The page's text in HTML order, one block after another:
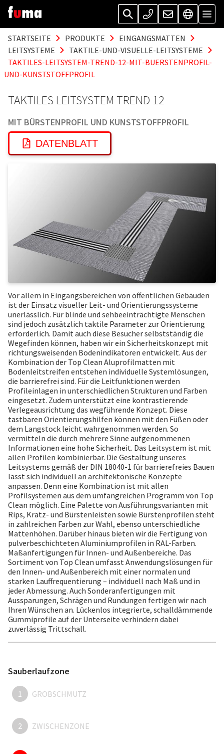
STARTSEITE PRODUKTE
EINGANGSMATTEN
LEITSYSTEME
TAKTILE-UND-VISUELLE-LEITSYSTEME
TAKTILES-LEITSYSTEM-TREND-12-MIT-BUERSTENPROFIL-
UND-KUNSTSTOFFPROFIL
TAKTILES LEITSYSTEM TREND 12
MIT BÜRSTENPROFIL UND KUNSTSTOFFPROFIL
DATENBLATT
Vor allem in Eingangsbereichen von öffentlichen Gebäuden
ist der Einsatz visueller Leit- und Orientierungssysteme
unerlässlich. Für blinde und sehbeeinträchtigte Menschen
sind jedoch zusätzlich taktile Parameter zur Orientierung
erforderlich. Damit auch diese Besucher selbstständig die
Wegefinden können, haben wir ein Sicherheitskonzept mit
richtungsweisenden Bodenindikatoren entwickelt. Aus der
Kombination der Top Clean Aluprofilmatten mit
Bodenleitstreifen entstehen individuelle Systemlösungen,
die barrierefrei sind. Für die Leitfunktionen werden
Profileinlagen in unterschiedlichen Strukturen und Farben
eingesetzt. Zudem unterstützt eine kontrastierende
Verlegeausrichtung das wegführende Konzept. Diese
tastbaren Orientierungshilfen können mit den Füßen oder
dem Langstock leicht wahrgenommen werden. So
vermitteln die durch mehrere Sinne aufgenommenen
Informationen eine hohe Sicherheit. Das Leitsystem ist mit
allen Profilen kombinierbar. Die Gestaltung unseres
Leitsystems gemäß der DIN 18040-1 für barrierefreies Bauen
lässt sich individuell an architektonische Konzepte
anpassen. Denn eine Kombination ist mit allen
Profilsystemen aus dem umfangreichen Programm von Top
Clean möglich. Eine Palette von Ausführungsvarianten mit
Rips, Kratz- und Bürstenleisten sowie Bürstenprofilen steht
in zahlreichen Farben zur Wahl, ebenso unterschiedliche
Mattenhöhen. Darüber hinaus bieten wir die Fertigung von
pulverbeschichteten Aluminiumprofilen in RAL-Farben.
Maßanfertigungen für Innen- und Außenbereiche. Das
Sortiment von Top Clean umfasst Anwendungslösungen für
den Innen- und Außenbereich mit einer normalen und
starken Lauffrequentierung – individuell nach Maß und in
jeder Abmessung. Auch Sonderanfertigungen mit
Aussparungen, Schrägen und Rundungen fertigen wir nach
Ihren Wünschen an. Lückenlos integrierte, schalldämmende
Gummiprofile auf der Unterseite verhindern dabei
zuverlässig Trittschall.
Sauberlaufzone
1 GROBSCHMUTZ
2 ZWISCHENZONE